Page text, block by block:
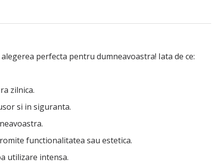
perfecta pentru dumneavoastra! Iata de ce:
zilnica.
si in siguranta.
functionalitatea sau estetica.
utilizare intensa.